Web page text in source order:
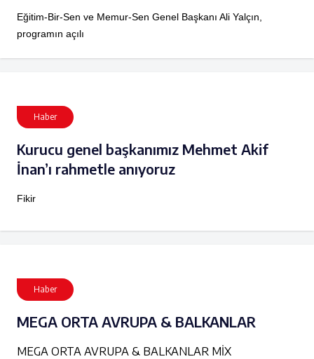
Eğitim-Bir-Sen ve Memur-Sen Genel Başkanı Ali Yalçın,
programın açılı
Haber
Kurucu genel başkanımız Mehmet Akif
İnan’ı rahmetle anıyoruz
Fikir
Haber
MEGA ORTA AVRUPA & BALKANLAR
MEGA ORTA AVRUPA & BALKANLAR MİX